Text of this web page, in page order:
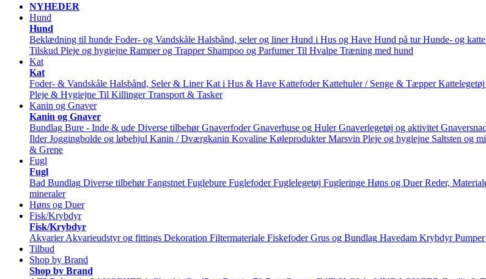
NYHEDER
Hund
Hund
Beklædning til hunde Foder- og Vandskåle Halsbånd, seler og liner Hund i Hus og Have Hund på tur Hunde- og
Tilskud Pleje og hygiejne Ramper og Trapper Shampoo og Parfumer Til Hvalpe Træning med hund
Kat
Kat
Foder- & Vandskåle Halsbånd, Seler & Liner Kat i Hus & Have Kattefoder Kattehuler / Senge & Tæpper Kattelegetøj
Pleje & Hygiejne Til Killinger Transport & Tasker
Kanin og Gnaver
Kanin og Gnaver
Bundlag Bure - Inde & ude Diverse tilbehør Gnaverfoder Gnaverhuse og Huler Gnaverlegetøj og aktivitet
Ilder Joggingbolde og løbehjul Kanin / Dværgkanin Kovaline Køleprodukter Marsvin Pleje og hygiejne Saltsten og
& Grene
Fugl
Fugl
Bad Bundlag Diverse tilbehør Fangstnet Fuglebure Fuglefoder Fuglelegetøj Fugleringe Høns og Duer Reder,
mineraler
Høns og Duer
Fisk/Krybdyr
Fisk/Krybdyr
Akvarier Akvarieudstyr og fittings Dekoration Filtermateriale Fiskefoder Grus og Bundlag Havedam Krybdyr
Tilbud
Shop by Brand
Shop by Brand